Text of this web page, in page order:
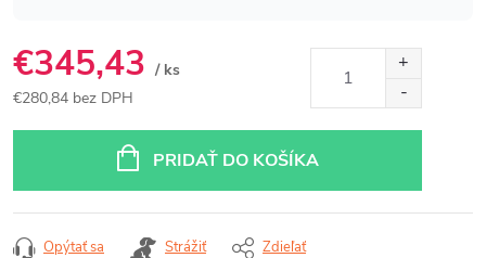
€345,43 / ks
€280,84 bez DPH
PRIDAŤ DO KOŠÍKA
Opýtať sa Strážiť Zdieľať